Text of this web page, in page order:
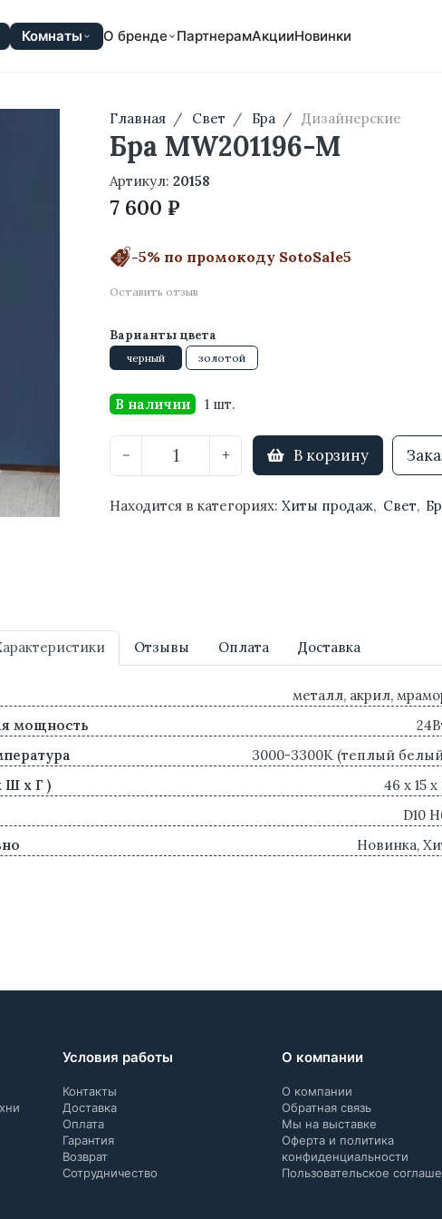
Комнаты О бренде ПартнерамАкцииНовинки
Главная Свет Бра Дизайнерские
Бра MW201196-M
Артикул:20158
7 600 ₽
-5% по промокоду SotoSale5
Оставить отзыв
Варианты цвета
черный золотой
В наличии 1 шт.
− + В корзину
Находится в категориях: Хиты продаж, Свет,
Отзывы Оплата Доставка
металл, акрил,
мощность
3000-3300K (теплый
Ш х Г )
46 x 15 x
D10
Новинка,
Условия работы
Контакты
Доставка
Оплата
Гарантия
Возврат
Сотрудничество
О компании
О компании
Обратная связь
Мы на выставке
Оферта и политика
конфиденциальности
Пользовательское